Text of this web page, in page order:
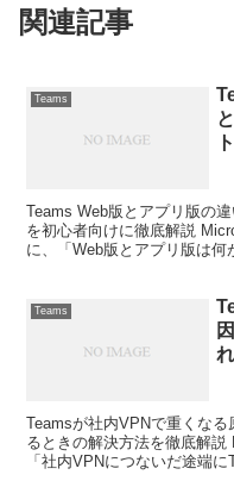
関連記事
Teams
Teams Web版とアプリ版の
を初心者向けに徹底解説
に、「Web版とアプリ版は
Teams
Teamsが社内VPNで重くな
るときの解決方法を徹底解説
「社内VPNにつないだ途端